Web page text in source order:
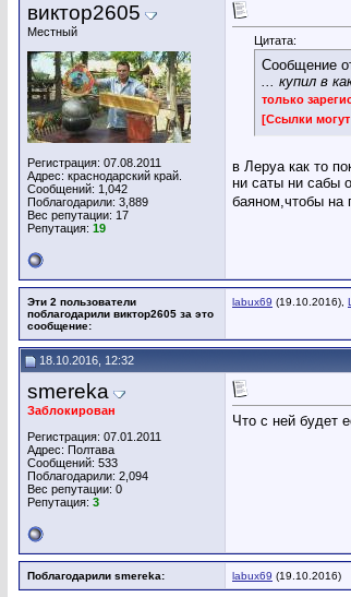
виктор2605
Местный
Регистрация: 07.08.2011
Адрес: краснодарский край.
Сообщений: 1,042
Поблагодарили: 3,889
Вес репутации: 17
Репутация: 19
Цитата:
Сообщение
... купил в
только
[Ссылки
в Леруа как то
ни саты ни сабы
баяном,чтобы на
Эти 2 пользователи
поблагодарили виктор2605 за это
сообщение:
labux69 (19.10.2016),
18.10.2016, 12:32
smereka
Заблокирован
Регистрация: 07.01.2011
Адрес: Полтава
Сообщений: 533
Поблагодарили: 2,094
Вес репутации: 0
Репутация: 3
Что с ней будет
Поблагодарили smereka: labux69 (19.10.2016)